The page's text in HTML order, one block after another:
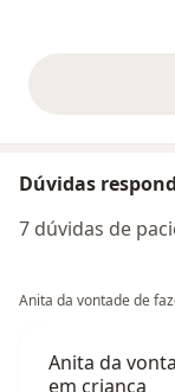
Dúvidas
7 dúvidas de
Anita da vontade de
Anita da
em criança